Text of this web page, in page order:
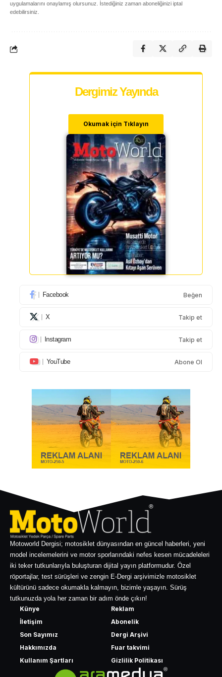
uygulamalarını onaylamış olursunuz. İstediğiniz zaman aboneliğinizi iptal
edebilirsiniz.
Dergimiz Yayında
Okumak için Tıklayın
Facebook Beğen
X Takip et
Instagram Takip et
YouTube Abone Ol
Motoworld Dergisi; motosiklet dünyasından en güncel haberleri, yeni
model incelemelerini ve motor sporlarındaki nefes kesen mücadeleleri
iki teker tutkunlarıyla buluşturan dijital yayın platformudur. Özel
röportajlar, test sürüşleri ve zengin E-Dergi arşivimizle motosiklet
kültürünü sadece okumakla kalmayın, bizimle yaşayın. Sürüş
tutkunuzda yola her zaman bir adım önde çıkın!
Künye
İletişim
Son Sayımız
Hakkımızda
Kullanım Şartları
Reklam
Abonelik
Dergi Arşivi
Fuar takvimi
Gizlilik Politikası